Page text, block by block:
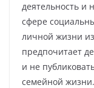
деятельность и
сфере
личной жизни
предпочитает
и не
семейной жизни.